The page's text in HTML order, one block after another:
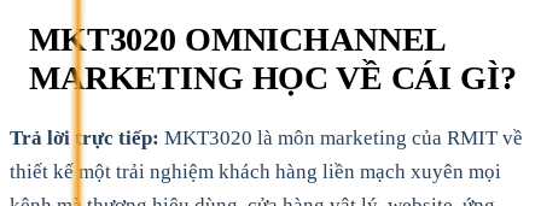
MKT3020 OMNICHANNEL
MARKETING HỌC VỀ CÁI GÌ?
Trả lời trực tiếp: MKT3020 là môn marketing của RMIT về
thiết kế một trải nghiệm khách hàng liền mạch xuyên mọi